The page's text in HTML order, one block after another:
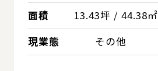
面積
13.43坪 / 44.38㎡
現業態
その他